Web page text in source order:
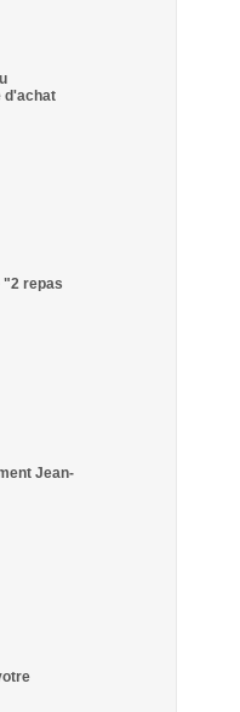
d'achat
"2 repas
Jean-